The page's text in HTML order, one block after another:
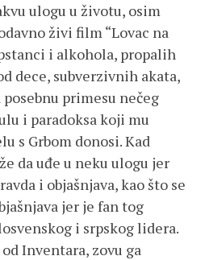
ulogu u životu, osim
živi film “Lovac na
i alkohola, propalih
dece, subverzivnih akata,
posebnu primesu nečeg
i paradoksa koji mu
s Grbom donosi. Kad
da uđe u neku ulogu jer
i objašnjava, kao što se
jer je fan tog
i srpskog lidera.
Inventara, zovu ga